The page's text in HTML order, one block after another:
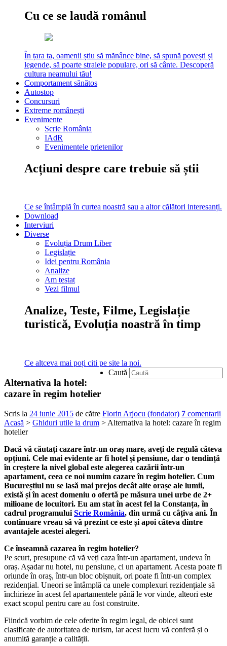
Cu ce se laudă românul
În țara ta, oamenii știu să mănânce bine, să spună povești și
legende, să poarte straiele populare, ori să cânte. Descoperă
cultura neamului tău!
Comportament sănătos
Autostop
Concursuri
Extreme românești
Evenimente
Scrie România
IAdR
Evenimentele prietenilor
Acțiuni despre care trebuie să știi
Ce se întâmplă în curtea noastră sau a altor călători interesanți.
Download
Interviuri
Diverse
Evoluția Drum Liber
Legislație
Idei pentru România
Analize
Am testat
Vezi filmul
Analize, Teste, Filme, Legislație
turistică, Evoluția noastră în timp
Ce altceva mai poți citi pe site la noi.
Caută
Alternativa la hotel:
cazare în regim hotelier
Scris la 24 iunie 2015 de către Florin Arjocu (fondator) 7 comentarii
Acasă > Ghiduri utile la drum > Alternativa la hotel: cazare în regim
hotelier
Dacă vă căutați cazare într-un oraș mare, aveți de regulă câteva
opțiuni. Cele mai evidente ar fi hotel și pensiune, dar o tendință
în creștere la nivel global este alegerea cazării într-un
apartament, ceea ce noi numim cazare în regim hotelier. Cum
Bucureștiul nu se lasă mai prejos decât alte orașe ale lumii,
există și în acest domeniu o ofertă pe măsura unei urbe de 2+
milioane de locuitori. Eu am stat în acest fel la Constanța, în
cadrul programului Scrie România, din urmă cu câțiva ani. În
continuare vreau să vă prezint ce este și apoi câteva dintre
avantajele acestei alegeri.
Ce înseamnă cazarea în regim hotelier?
Pe scurt, presupune că vă veți caza într-un apartament, undeva în
oraș. Așadar nu hotel, nu pensiune, ci un apartament. Acesta poate fi
oriunde în oraș, într-un bloc obișnuit, ori poate fi într-un complex
rezidențial. Uneori se întâmplă ca unele complexuri rezidențiale să
închirieze în acest fel apartamentele până le vor vinde, alteori este
exact scopul pentru care au fost construite.
Fiindcă vorbim de cele oferite în regim legal, de obicei sunt
clasificate de autoritatea de turism, iar acest lucru vă conferă și o
anumită garanție a calității.